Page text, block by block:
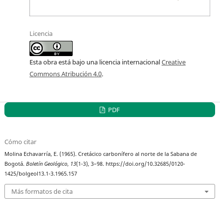
Licencia
Esta obra está bajo una licencia internacionalCreative
Commons Atribución 4.0.
PDF
Cómo citar
Molina Echavarría, E. (1965). Cretácico carbonífero al norte de la Sabana de
Bogotá.Boletín Geológico, 13(1-3), 3–98. https://doi.org/10.32685/0120-
1425/bolgeol13.1-3.1965.157
Más formatos de cita